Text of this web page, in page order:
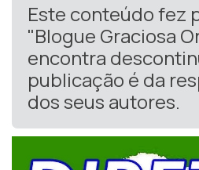
Este conteúdo fez
"Blogue Graciosa
encontra
publicação é da
dos seus autores.